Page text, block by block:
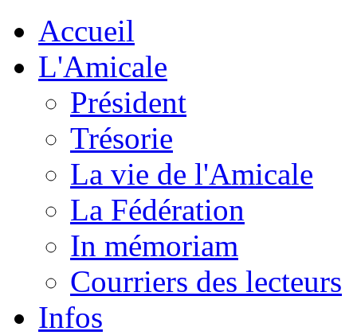
Accueil
L'Amicale
Président
Trésorie
La vie de l'Amicale
La Fédération
In mémoriam
Courriers des lecteurs
Infos